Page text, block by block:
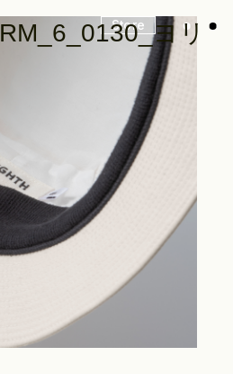
Store
Look
ヨリ